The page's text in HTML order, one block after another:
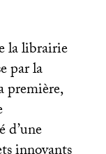
la librairie
par la
première,
d’une